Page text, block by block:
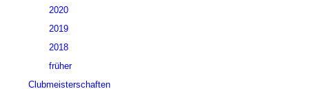
2020
2019
2018
früher
Clubmeisterschaften